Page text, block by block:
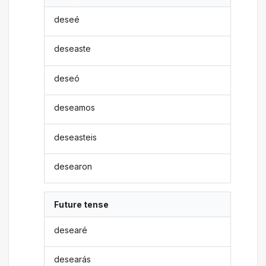
deseé
deseaste
deseó
deseamos
deseasteis
desearon
Future tense
desearé
desearás